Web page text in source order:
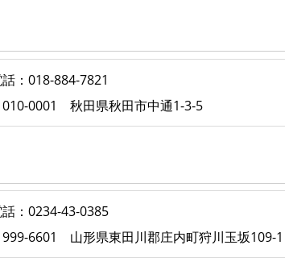
：018-884-7821
010-0001 秋田県秋田市中通1-3-5
話：0234-43-0385
999-6601 山形県東田川郡庄内町狩川玉坂109-1